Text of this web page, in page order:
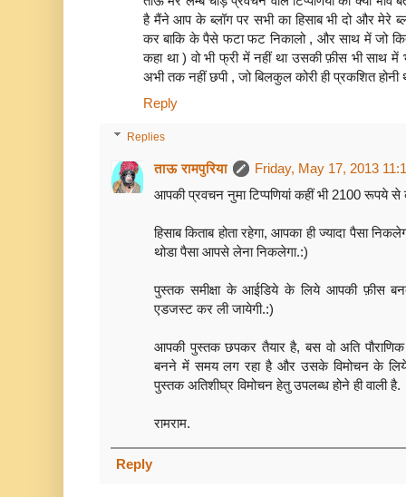
है मैंने आप के ब्लॉग पर सभी का हिसाब भी दो और मेरे
कर बाकि के पैसे फटा फट निकालो , और साथ में जो
कहा था ) वो भी फ्री में नहीं था उसकी फ़ीस भी साथ में
अभी तक नहीं छपी , जो बिलकुल कोरी ही प्रकशित होनी
Reply
Replies
ताऊ रामपुरिया
Friday, May 17, 2013
आपकी प्रवचन नुमा टिप्पणियां कहीं भी 2100 रूपये से
हिसाब किताब होता रहेगा, आपका ही ज्यादा पैसा
थोडा पैसा आपसे लेना निकलेगा.:)
पुस्तक समीक्षा के आईडिये के लिये आपकी फ़ीस
एडजस्ट कर ली जायेगी.:)
आपकी पुस्तक छपकर तैयार है, बस वो अति
बनने में समय लग रहा है और उसके विमोचन के लिये
पुस्तक अतिशीघ्र विमोचन हेतु उपलब्ध होने ही वाली है.
रामराम.
Reply